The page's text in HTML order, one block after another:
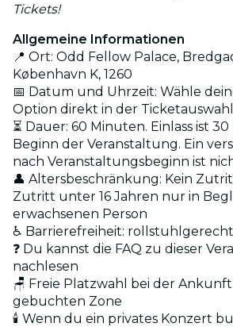
Tickets!
Allgemeine Informationen
📍 Ort: Odd Fellow Palace,
København K, 1260
📅 Datum und Uhrzeit: Wähle
Option direkt in der Ticketauswahl
⏳ Dauer: 60 Minuten. Einlass ist
Beginn der Veranstaltung. Ein
nach Veranstaltungsbeginn ist
👤 Altersbeschränkung: Kein
Zutritt unter 16 Jahren nur in
erwachsenen Person
♿ Barrierefreiheit: rollstuhlgerecht
❓ Du kannst die FAQ zu dieser
nachlesen
🪑 Freie Platzwahl bei der
gebuchten Zone
🕯️ Wenn du ein privates Konzert